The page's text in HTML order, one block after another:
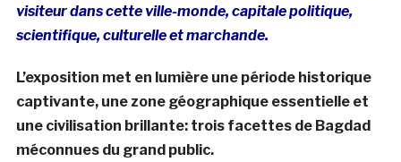
visiteur dans cette ville-monde, capitale politique,
scientifique, culturelle et marchande.
L’exposition met en lumière une période historique
captivante, une zone géographique essentielle et
une civilisation brillante: trois facettes de Bagdad
méconnues du grand public.